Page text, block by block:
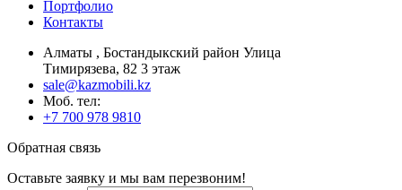
Портфолио
Контакты
Алматы , Бостандыкский район Улица
Тимирязева, 82 3 этаж
sale@kazmobili.kz
Moб. тел:
+7 700 978 9810
Обратная связь
Оставьте заявку и мы вам перезвоним!